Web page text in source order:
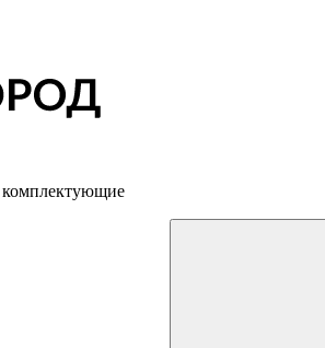
комплектующие